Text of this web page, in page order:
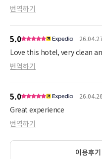
Staff person at breakfast
fraudulent charges, I
pattern of fraudulent charges
We will never return to this
번역하기
5.0
Love this hotel, very clean
번역하기
5.0 26.04.26
Great experience
번역하기
이용후